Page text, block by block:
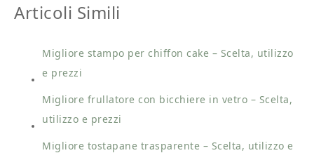
Articoli Simili
Migliore stampo per chiffon cake – Scelta, utilizzo
e prezzi
Migliore frullatore con bicchiere in vetro – Scelta,
utilizzo e prezzi
Migliore tostapane trasparente – Scelta, utilizzo e